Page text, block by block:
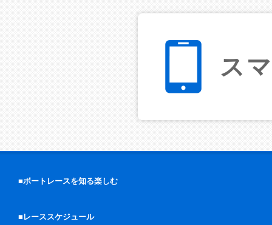
ス
■ボートレースを知る楽しむ
■レーススケジュール